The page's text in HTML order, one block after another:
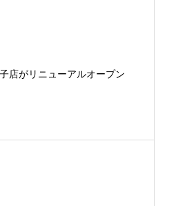
店がリニューアルオープン